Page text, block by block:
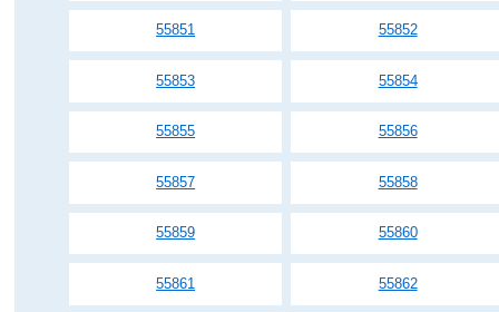
55851 55852
55853 55854
55855 55856
55857 55858
55859 55860
55861 55862